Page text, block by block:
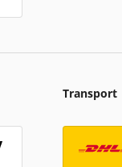
Transport